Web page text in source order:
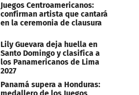
Juegos Centroamericanos:
confirman artista que cantará
en la ceremonia de clausura
Lily Guevara deja huella en
Santo Domingo y clasifica a
los Panamericanos de Lima
2027
Panamá supera a Honduras: